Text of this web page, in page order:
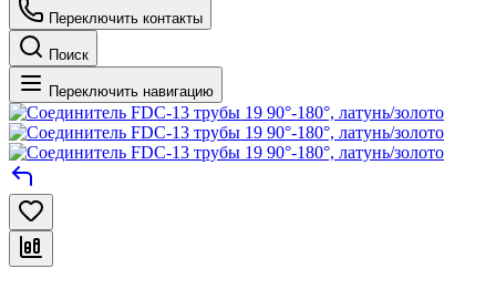
Переключить контакты
Поиск
Переключить навигацию